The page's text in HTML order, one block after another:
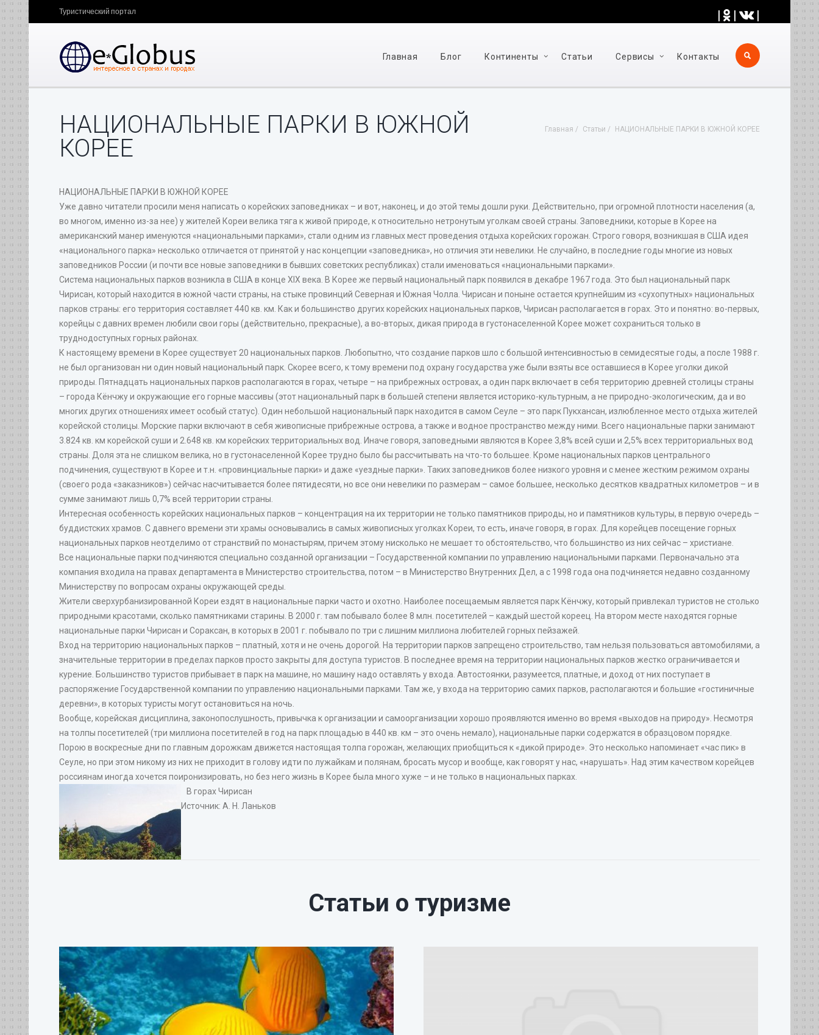
| | |
Туристический портал
Главная Блог Континенты Статьи Cервисы Контакты
Главная Статьи НАЦИОНАЛЬНЫЕ ПАРКИ В ЮЖНОЙ КОРЕЕ
НАЦИОНАЛЬНЫЕ ПАРКИ В ЮЖНОЙ
КОРЕЕ
НАЦИОНАЛЬНЫЕ ПАРКИ В ЮЖНОЙ КОРЕЕ
Уже давно читатели просили меня написать о корейских заповедниках – и вот, наконец, и до этой темы дошли руки. Действительно, при огромной плотности населения (а,
во многом, именно из-за нее) у жителей Кореи велика тяга к живой природе, к относительно нетронутым уголкам своей страны. Заповедники, которые в Корее на
американский манер именуются «национальными парками», стали одним из главных мест проведения отдыха корейских горожан. Строго говоря, возникшая в США идея
«национального парка» несколько отличается от принятой у нас концепции «заповедника», но отличия эти невелики. Не случайно, в последние годы многие из новых
заповедников России (и почти все новые заповедники в бывших советских республиках) стали именоваться «национальными парками».
Система национальных парков возникла в США в конце XIX века. В Корее же первый национальный парк появился в декабре 1967 года. Это был национальный парк
Чирисан, который находится в южной части страны, на стыке провинций Северная и Южная Чолла. Чирисан и поныне остается крупнейшим из «сухопутных» национальных
парков страны: его территория составляет 440 кв. км. Как и большинство других корейских национальных парков, Чирисан располагается в горах. Это и понятно: во-первых,
корейцы с давних времен любили свои горы (действительно, прекрасные), а во-вторых, дикая природа в густонаселенной Корее может сохраниться только в
труднодоступных горных районах.
К настоящему времени в Корее существует 20 национальных парков. Любопытно, что создание парков шло с большой интенсивностью в семидесятые годы, а после 1988 г.
не был организован ни один новый национальный парк. Скорее всего, к тому времени под охрану государства уже были взяты все оставшиеся в Корее уголки дикой
природы. Пятнадцать национальных парков располагаются в горах, четыре – на прибрежных островах, а один парк включает в себя территорию древней столицы страны
– города Кёнчжу и окружающие его горные массивы (этот национальный парк в большей степени является историко-культурным, а не природно-экологическим, да и во
многих других отношениях имеет особый статус). Один небольшой национальный парк находится в самом Сеуле – это парк Пукхансан, излюбленное место отдыха жителей
корейской столицы. Морские парки включают в себя живописные прибрежные острова, а также и водное пространство между ними. Всего национальные парки занимают
3.824 кв. км корейской суши и 2.648 кв. км корейских территориальных вод. Иначе говоря, заповедными являются в Корее 3,8% всей суши и 2,5% всех территориальных вод
страны. Доля эта не слишком велика, но в густонаселенной Корее трудно было бы рассчитывать на что-то большее. Кроме национальных парков центрального
подчинения, существуют в Корее и т.н. «провинциальные парки» и даже «уездные парки». Таких заповедников более низкого уровня и с менее жестким режимом охраны
(своего рода «заказников») сейчас насчитывается более пятидесяти, но все они невелики по размерам – самое большее, несколько десятков квадратных километров – и в
сумме занимают лишь 0,7% всей территории страны.
Интересная особенность корейских национальных парков – концентрация на их территории не только памятников природы, но и памятников культуры, в первую очередь –
буддистских храмов. С давнего времени эти храмы основывались в самых живописных уголках Кореи, то есть, иначе говоря, в горах. Для корейцев посещение горных
национальных парков неотделимо от странствий по монастырям, причем этому нисколько не мешает то обстоятельство, что большинство из них сейчас – христиане.
Все национальные парки подчиняются специально созданной организации – Государственной компании по управлению национальными парками. Первоначально эта
компания входила на правах департамента в Министерство строительства, потом – в Министерство Внутренних Дел, а с 1998 года она подчиняется недавно созданному
Министерству по вопросам охраны окружающей среды.
Жители сверхурбанизированной Кореи ездят в национальные парки часто и охотно. Наиболее посещаемым является парк Кёнчжу, который привлекал туристов не столько
природными красотами, сколько памятниками старины. В 2000 г. там побывало более 8 млн. посетителей – каждый шестой кореец. На втором месте находятся горные
национальные парки Чирисан и Сораксан, в которых в 2001 г. побывало по три с лишним миллиона любителей горных пейзажей.
Вход на территорию национальных парков – платный, хотя и не очень дорогой. На территории парков запрещено строительство, там нельзя пользоваться автомобилями, а
значительные территории в пределах парков просто закрыты для доступа туристов. В последнее время на территории национальных парков жестко ограничивается и
курение. Большинство туристов прибывает в парк на машине, но машину надо оставлять у входа. Автостоянки, разумеется, платные, и доход от них поступает в
распоряжение Государственной компании по управлению национальными парками. Там же, у входа на территорию самих парков, располагаются и большие «гостиничные
деревни», в которых туристы могут остановиться на ночь.
Вообще, корейская дисциплина, законопослушность, привычка к организации и самоорганизации хорошо проявляются именно во время «выходов на природу». Несмотря
на толпы посетителей (три миллиона посетителей в год на парк площадью в 440 кв. км – это очень немало), национальные парки содержатся в образцовом порядке.
Порою в воскресные дни по главным дорожкам движется настоящая толпа горожан, желающих приобщиться к «дикой природе». Это несколько напоминает «час пик» в
Сеуле, но при этом никому из них не приходит в голову идти по лужайкам и полянам, бросать мусор и вообще, как говорят у нас, «нарушать». Над этим качеством корейцев
россиянам иногда хочется поиронизировать, но без него жизнь в Корее была много хуже – и не только в национальных парках.
В горах Чирисан
Источник: А. Н. Ланьков
Статьи о туризме